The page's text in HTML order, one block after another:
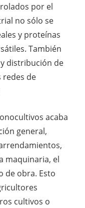
por el
no sólo se
y proteínas
También
distribución de
redes de
acaba
general,
maquinaria, el
de obra. Esto
cultivos o